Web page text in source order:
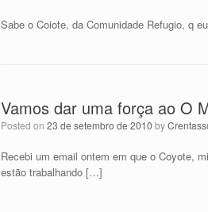
Sabe o Coiote, da Comunidade Refugio, q
Vamos dar uma força ao O
Posted on 23 de setembro de 2010 by
Recebi um email ontem em que o Coyote,
estão trabalhando […]